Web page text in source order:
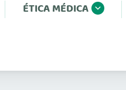
ÉTICA MÉDICA